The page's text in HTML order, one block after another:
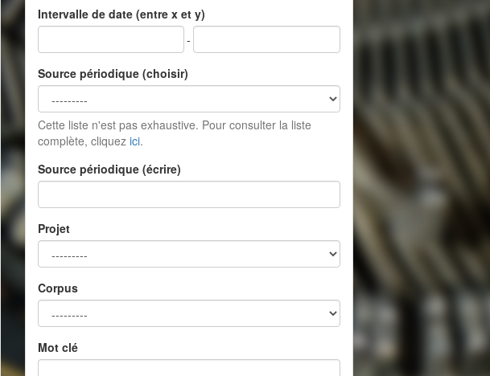
Intervalle de date (entre x et y)
-
Source périodique (choisir)
Cette liste n'est pas exhaustive. Pour consulter la liste
complète, cliquez ici.
Source périodique (écrire)
Projet
Corpus
Mot clé